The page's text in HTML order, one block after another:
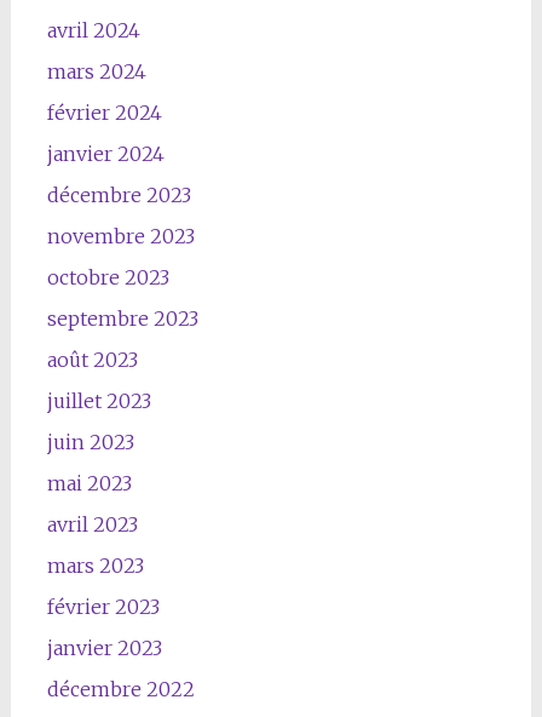
avril 2024
mars 2024
février 2024
janvier 2024
décembre 2023
novembre 2023
octobre 2023
septembre 2023
août 2023
juillet 2023
juin 2023
mai 2023
avril 2023
mars 2023
février 2023
janvier 2023
décembre 2022